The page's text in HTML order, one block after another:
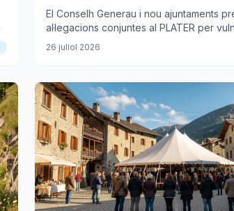
El Conselh Generau i nou ajuntaments
al·legacions conjuntes al PLATER per
singularitat aranesa i ignorar les
territori.
26 juliol 2026